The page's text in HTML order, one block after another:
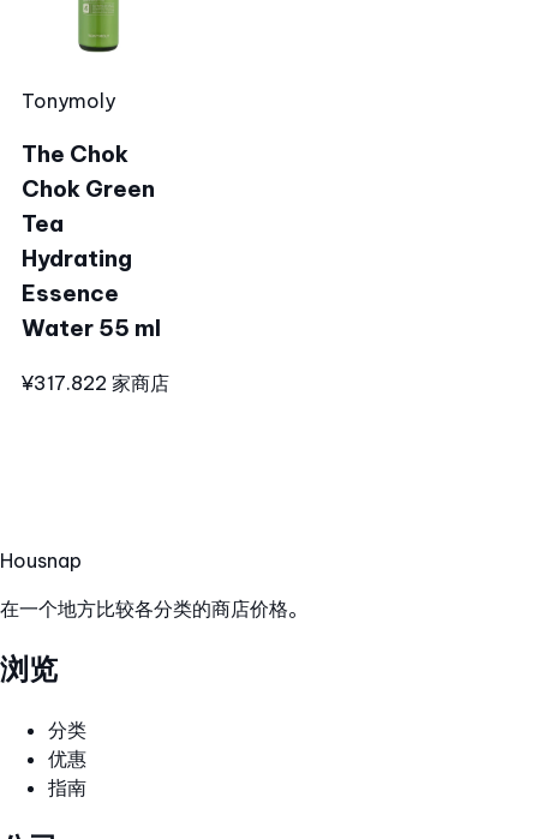
Tonymoly
The Chok
Chok Green
Tea
Hydrating
Essence
Water 55 ml
¥317.822 家商店
Housnap
在一个地方比较各分类的商店价格。
浏览
分类
优惠
指南